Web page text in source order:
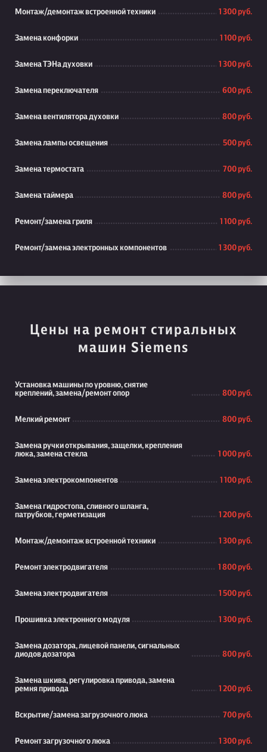
Монтаж/демонтаж встроенной техники 1 300 руб.
Замена конфорки 1 100 руб.
Замена ТЭНа духовки 1 300 руб.
Замена переключателя 600 руб.
Замена вентилятора духовки 800 руб.
Замена лампы освещения 500 руб.
Замена термостата 700 руб.
Замена таймера 800 руб.
Ремонт/замена гриля 1 100 руб.
Ремонт/замена электронных компонентов 1 300 руб.
Цены на ремонт стиральных
машин Siemens
Установка машины по уровню, снятие
креплений, замена/ремонт опор
800 руб.
Мелкий ремонт 800 руб.
Замена ручки открывания, защелки, крепления
люка, замена стекла
1 000 руб.
Замена электрокомпонентов 1 100 руб.
Замена гидростопа, сливного шланга,
патрубков, герметизация
1 200 руб.
Монтаж/демонтаж встроенной техники 1 300 руб.
Ремонт электродвигателя 1 800 руб.
Замена электродвигателя 1 500 руб.
Прошивка электронного модуля 1 300 руб.
Замена дозатора, лицевой панели, сигнальных
диодов дозатора
800 руб.
Замена шкива, регулировка привода, замена
ремня привода
1 200 руб.
Вскрытие/замена загрузочного люка 700 руб.
Ремонт загрузочного люка 1 300 руб.